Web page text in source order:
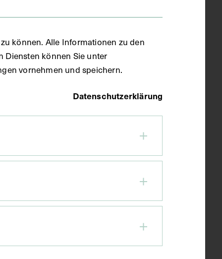
können. Alle Informationen zu den
Diensten können Sie unter
vornehmen und speichern.
Datenschutzerklärung